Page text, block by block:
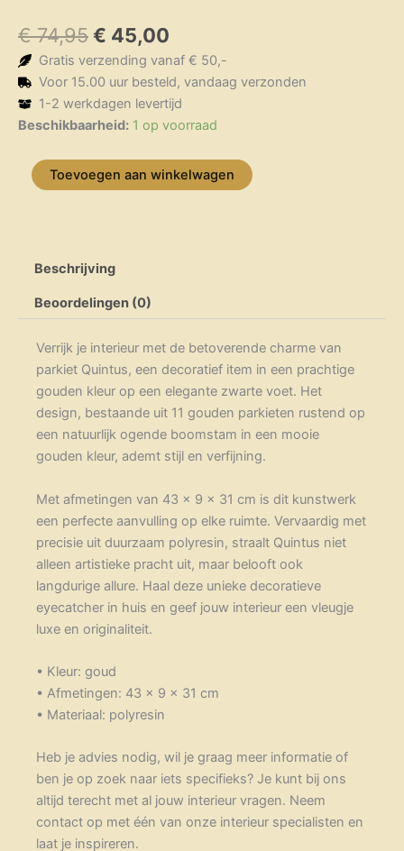
€74,95Oorspronkelijke
prijs
was:
€ 74,95.
€ 45,00
prijs
is:
€ 45,00.
Gratis verzending vanaf € 50,-
Voor 15.00 uur besteld, vandaag verzonden
1-2 werkdagen levertijd
Beschikbaarheid: 1 op voorraad
Parkiet
goud
aantalToevoegen aan winkelwagen
Beschrijving
Beoordelingen (0)
Verrijk je interieur met de betoverende charme van
parkiet Quintus, een decoratief item in een prachtige
gouden kleur op een elegante zwarte voet. Het
design, bestaande uit 11 gouden parkieten rustend op
een natuurlijk ogende boomstam in een mooie
gouden kleur, ademt stijl en verfijning.
Met afmetingen van 43 x 9 x 31 cm is dit kunstwerk
een perfecte aanvulling op elke ruimte. Vervaardig met
precisie uit duurzaam polyresin, straalt Quintus niet
alleen artistieke pracht uit, maar belooft ook
langdurige allure. Haal deze unieke decoratieve
eyecatcher in huis en geef jouw interieur een vleugje
luxe en originaliteit.
• Kleur: goud
• Afmetingen: 43 x 9 x 31 cm
• Materiaal: polyresin
Heb je advies nodig, wil je graag meer informatie of
ben je op zoek naar iets specifieks? Je kunt bij ons
altijd terecht met al jouw interieur vragen. Neem
contact op met één van onze interieur specialisten en
laat je inspireren.